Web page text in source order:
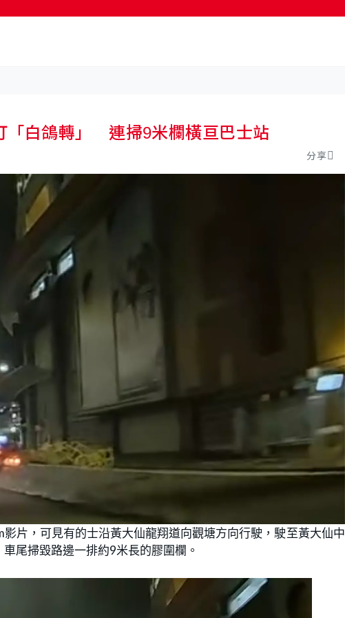
「白鴿轉」 連掃9米欄橫亘巴士站
分享
片，可見有的士沿黃大仙龍翔道向觀塘方向行駛，駛至黃大仙中
尾掃毀路邊一排約9米長的膠圍欄。